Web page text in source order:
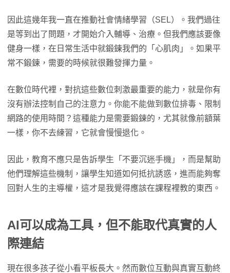
因此這幾年我一直在推動社會情緒學習（SEL）。我們過往
是等到出了問題，才開始介入輔導、治療。但我們應該要像
健身一樣，在日常生活中就鍛鍊我們的「心肌肉」。如果平
常不鍛鍊，需要的時候就很難發揮力量。
在數位時代裡，對抗這些數位刺激最重要的能力，就是你有
沒有辦法控制自己的注意力。你能不能做到數位排毒、限制
網路的使用時間？這種能力是需要鍛鍊的，尤其就像前額葉
一樣，你不去練習，它就會慢慢退化。
因此，教育不應只是告訴學生「不要沉迷手機」，而是幫助
他們理解這些機制，讓學生知道如何抵抗誘惑，進而能夠奪
回對人生的主導權，這才是我覺得應該在課程裡教的東西。
AI可以成為工具，但不能取代真實的人
際連結
現在很多孩子從小看平板長大。然而數位互動與真實互動終